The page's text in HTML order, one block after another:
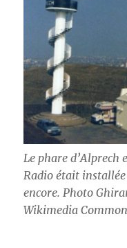
Le phare d’Alprech
Radio était
encore. Photo
Wikimedia